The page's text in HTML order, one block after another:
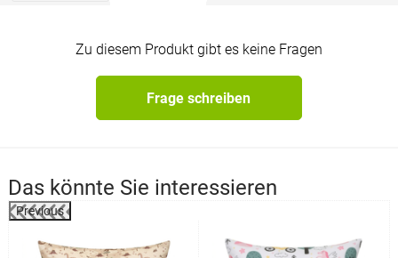
Zu diesem Produkt gibt es keine Fragen
Frage schreiben
Das könnte Sie interessieren
Previous